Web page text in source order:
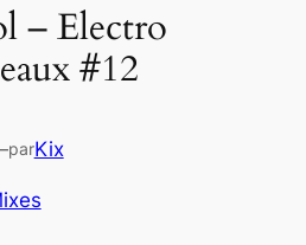
– Electro
parKix